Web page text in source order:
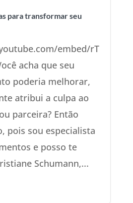
para transformar seu
embed/rT
acha que seu
poderia melhorar,
atribui a culpa ao
parceira? Então
pois sou especialista
e posso te
Schumann,...